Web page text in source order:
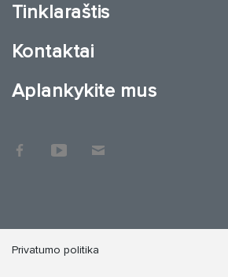
Tinklaraštis
Kontaktai
Aplankykite mus
Privatumo politika